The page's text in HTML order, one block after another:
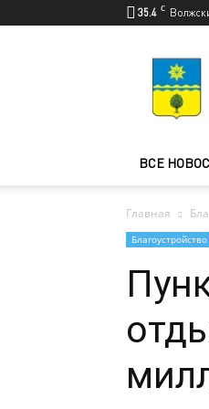
35.4 C
ВСЕ
Главная
Благоустройство